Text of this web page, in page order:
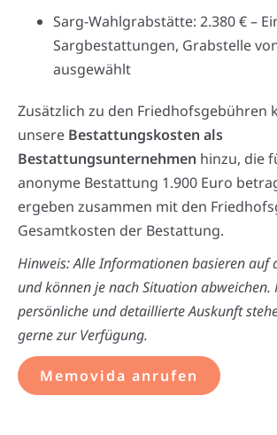
Sarg-Wahlgrabstätte: 2.380 € –
Sargbestattungen, Grabstelle
ausgewählt
Zusätzlich zu den Friedhofsgebühren
unsere Bestattungskosten als
Bestattungsunternehmen hinzu, die
anonyme Bestattung 1.900 Euro
ergeben zusammen mit den
Gesamtkosten der Bestattung.
Hinweis: Alle Informationen basieren auf
und können je nach Situation abweichen.
persönliche und detaillierte Auskunft
gerne zur Verfügung.
Memovida anrufen